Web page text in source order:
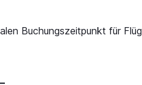
Buchungszeitpunkt für